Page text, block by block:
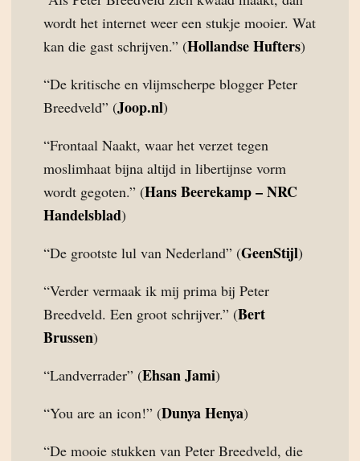
wordt het internet weer een stukje mooier. Wat
kan die gast schrijven.” (Hollandse Hufters)
“De kritische en vlijmscherpe blogger Peter
Breedveld” (Joop.nl)
“Frontaal Naakt, waar het verzet tegen
moslimhaat bijna altijd in libertijnse vorm
wordt gegoten.” (Hans Beerekamp – NRC
Handelsblad)
“De grootste lul van Nederland” (GeenStijl)
“Verder vermaak ik mij prima bij Peter
Breedveld. Een groot schrijver.” (Bert
Brussen)
“Landverrader” (Ehsan Jami)
“You are an icon!” (Dunya Henya)
“De mooie stukken van Peter Breedveld, die